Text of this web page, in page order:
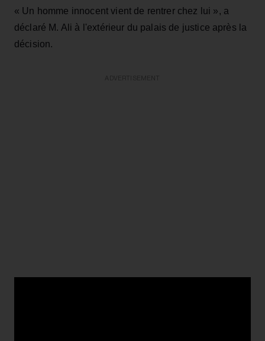
« Un homme innocent vient de rentrer chez lui », a
déclaré M. Ali à l'extérieur du palais de justice après la
décision.